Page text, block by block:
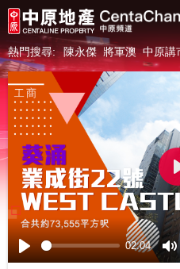
熱門搜尋: 陳永傑 將軍澳 中原講
Play
02:04